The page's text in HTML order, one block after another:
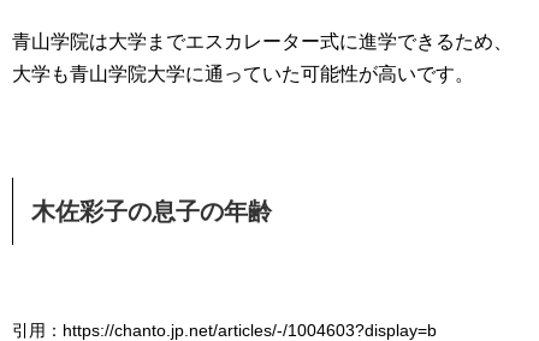
青山学院は大学までエスカレーター式に進学できるため、
大学も青山学院大学に通っていた可能性が高いです。
木佐彩子の息子の年齢
引用：https://chanto.jp.net/articles/-/1004603?display=b